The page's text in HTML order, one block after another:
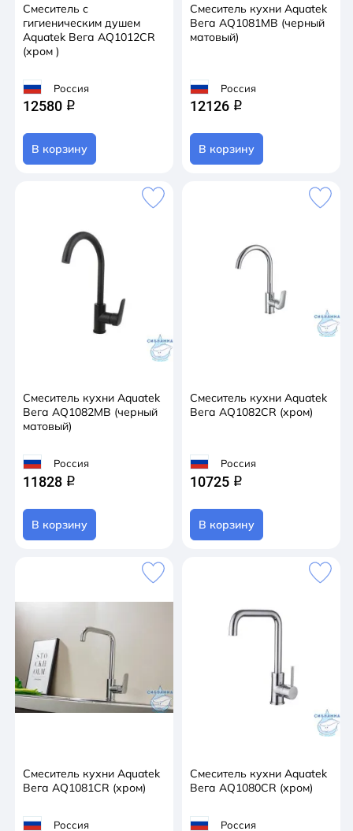
Смеситель с
гигиеническим душем
Aquatek Вега AQ1012CR
(хром )
Россия
12580 q
В корзину
Смеситель кухни Aquatek
Вега AQ1081MB (черный
матовый)
Россия
12126 q
В корзину
Смеситель кухни Aquatek
Вега AQ1082MB (черный
матовый)
Россия
11828 q
В корзину
Смеситель кухни Aquatek
Вега AQ1082CR (хром)
Россия
10725 q
В корзину
Смеситель кухни Aquatek
Вега AQ1081CR (хром)
Россия
Смеситель кухни Aquatek
Вега AQ1080CR (хром)
Россия